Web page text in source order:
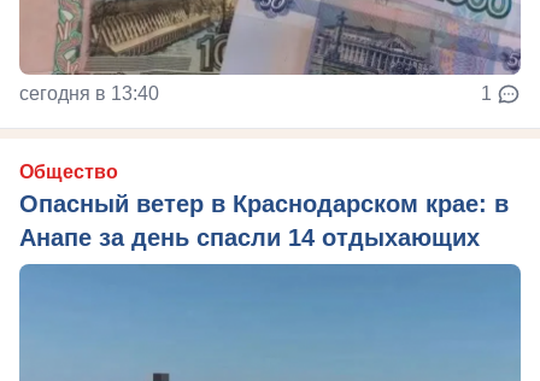
сегодня в 13:40 1
Общество
Опасный ветер в Краснодарском крае: в
Анапе за день спасли 14 отдыхающих